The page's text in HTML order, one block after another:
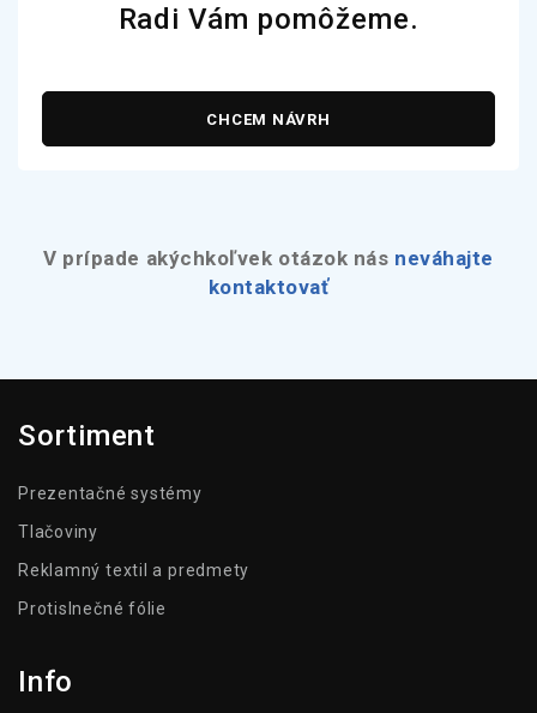
Radi Vám pomôžeme.
CHCEM NÁVRH
V prípade akýchkoľvek otázok nás neváhajte
kontaktovať
Sortiment
Prezentačné systémy
Tlačoviny
Reklamný textil a predmety
Protislnečné fólie
Info